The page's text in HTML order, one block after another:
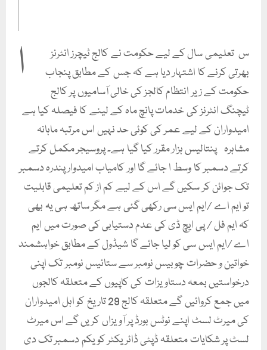
ا
س تعلیمی سال کے لیے حکومت نے کالج ٹیچرز انٹرنز
بھرتی کرنے کا اشتہار دیا ہے کہ جس کے مطابق پنجاب
حکومت کے زیر انتظام کالجز کی خالی آسامیوں پر کالج
ٹیچنگ انٹرنز کی خدمات پانچ ماہ کے لینے کا فیصلہ کیا ہے
امیدواران کے لیے عمر کی کوئی حد نہیں اس مرتبہ ماہانہ
مشاہرہ پنتالیس ہزار مقرر کیا گیا ہے۔ پروسیجر مکمل کرتے
کرتے دسمبر کا وسط ا جائے گا اور کامیاب امیدوار پندرہ دسمبر
تک جوائن کر سکیں گے اس کے لیے کم از کم تعلیمی قابلیت
تو ایم اے /ایم ایس سی رکھی گئی ہے مگر ساتھ ہی یہ بھی
کہ ایم فل / پی ایچ ڈی کی عدم دستیابی کی صورت میں ایم
اے /ایم ایس سی کو لیا جائے گا شیڈول کے مطابق خواہشمند
خواتین و حضرات چوبیس نومبر سے ستائیس نومبر تک اپنی
درخواستیں بمعہ دستاویزات کی کاپیوں کے متعلقہ کالجوں
میں جمع کروائیں گے متعلقہ کالج 29 تاریخ کو اہل امیدواران
کی میرٹ لسٹ اپنے نوٹس بورڈ پر آویزاں کریں گے اس میرٹ
لسٹ پر شکایات متعلقہ ڈپٹی ڈائریکٹر کو یکم دسمبر تک دی